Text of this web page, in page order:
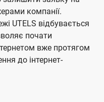
компанії.
UTELS відбувається
почати
вже протягом
до інтернет-